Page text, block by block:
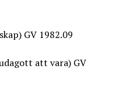
GV 1982.09
att vara) GV